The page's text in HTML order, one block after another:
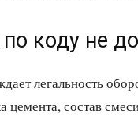
коду не
легальность
цемента, состав